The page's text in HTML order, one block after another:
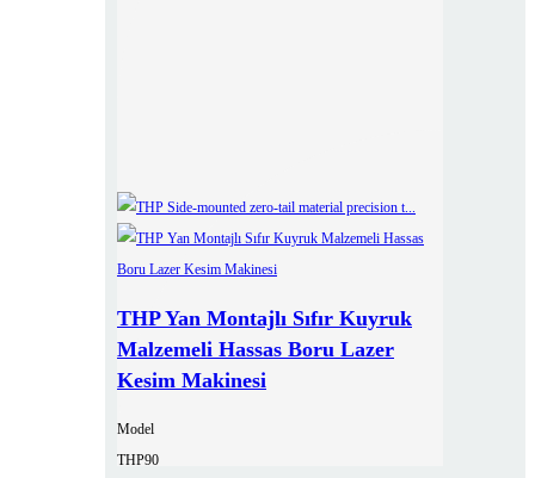
THP Yan Montajlı Sıfır Kuyruk
Malzemeli Hassas Boru Lazer
Kesim Makinesi
Model
THP90